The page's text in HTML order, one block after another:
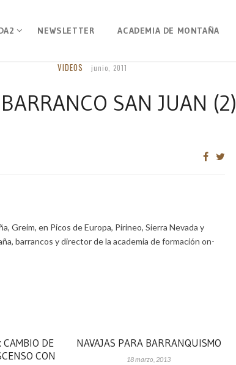
NEWSLETTER ACADEMIA DE MONTAÑA
VIDEOS junio, 2011
SAN JUAN (2)
Greim, en Picos de Europa, Pirineo, Sierra Nevada y
barrancos y director de la academia de formación on-
CAMBIO DE
CON
NAVAJAS PARA BARRANQUISMO
18 marzo, 2013